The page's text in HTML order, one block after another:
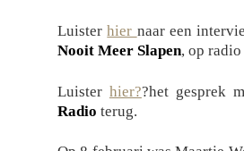
Luisterhier naar een
Nooit Meer Slapen, op radio
Luister hier??het gesprek
Radio terug.